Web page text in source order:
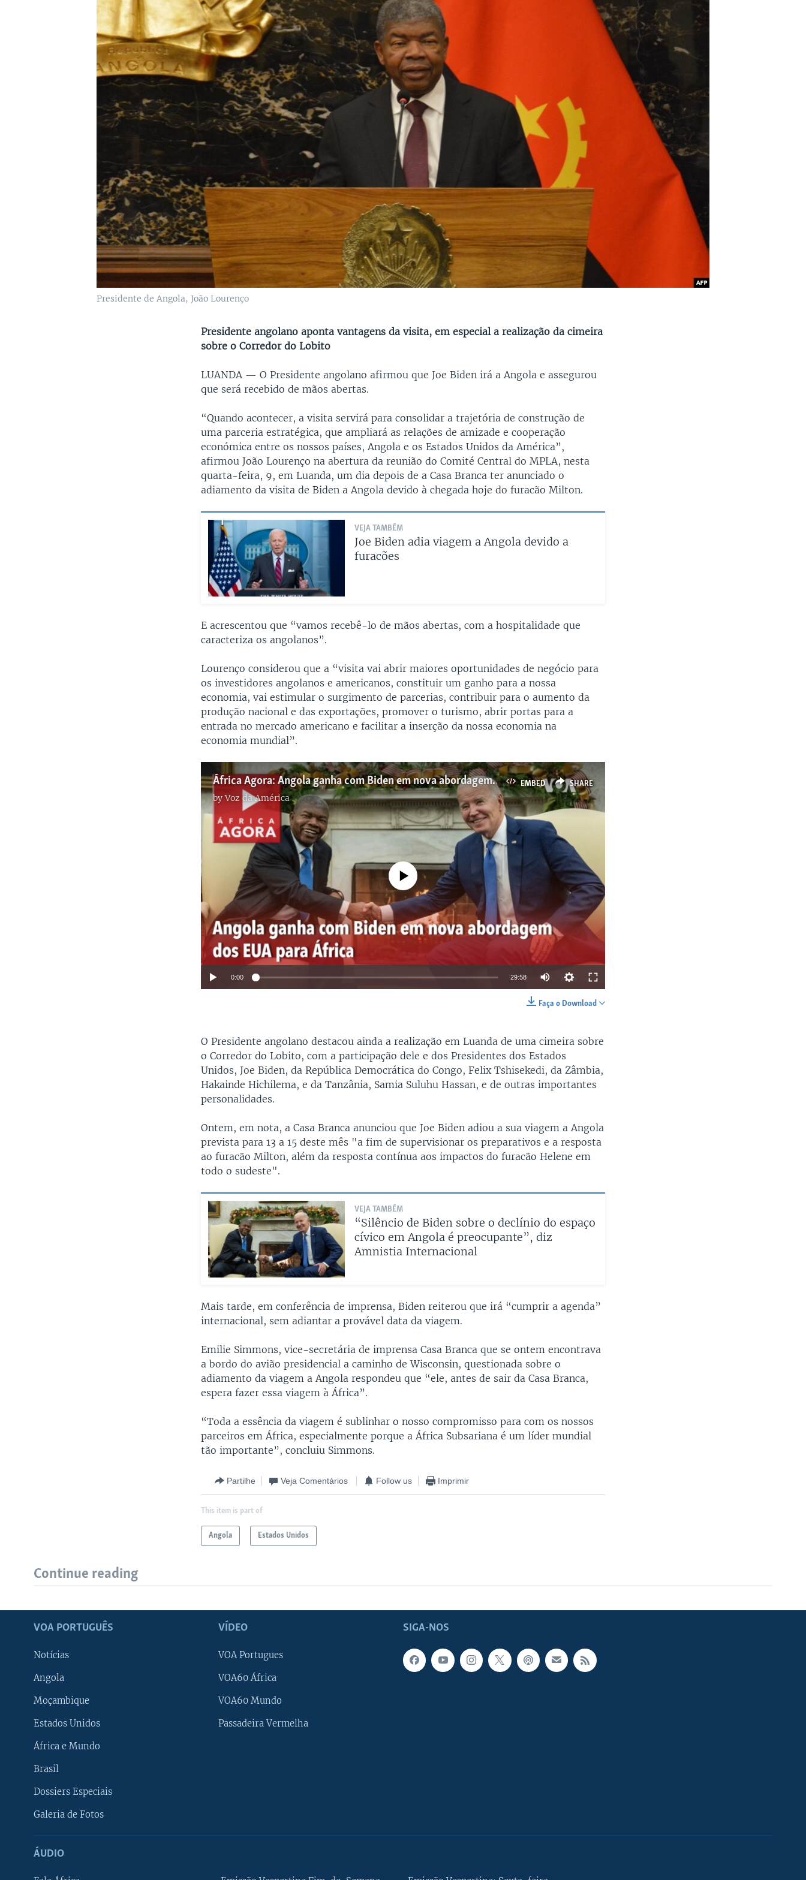
Presidente de Angola, João Lourenço
Presidente angolano aponta vantagens da visita, em especial a realização da cimeira
sobre o Corredor do Lobito
LUANDA —O Presidente angolano afirmou que Joe Biden irá a Angola e assegurou
que será recebido de mãos abertas.
“Quando acontecer, a visita servirá para consolidar a trajetória de construção de
uma parceria estratégica, que ampliará as relações de amizade e cooperação
económica entre os nossos países, Angola e os Estados Unidos da América”,
afirmou João Lourenço na abertura da reunião do Comité Central do MPLA, nesta
quarta-feira, 9, em Luanda, um dia depois de a Casa Branca ter anunciado o
adiamento da visita de Biden a Angola devido à chegada hoje do furacão Milton.
VEJA TAMBÉM
Joe Biden adia viagem a Angola devido a
furacões
E acrescentou que “vamos recebê-lo de mãos abertas, com a hospitalidade que
caracteriza os angolanos”.
Lourenço considerou que a “visita vai abrir maiores oportunidades de negócio para
os investidores angolanos e americanos, constituir um ganho para a nossa
economia, vai estimular o surgimento de parcerias, contribuir para o aumento da
produção nacional e das exportações, promover o turismo, abrir portas para a
entrada no mercado americano e facilitar a inserção da nossa economia na
economia mundial”.
EMBED SHARE
África Agora: Angola ganha com Biden em nova abordagem dos EUA para África
byVoz da América
No media source currently available
0:00 29:58
Faça o Download
O Presidente angolano destacou ainda a realização em Luanda de uma cimeira sobre
o Corredor do Lobito, com a participação dele e dos Presidentes dos Estados
Unidos, Joe Biden, da República Democrática do Congo, Felix Tshisekedi, da Zâmbia,
Hakainde Hichilema, e da Tanzânia, Samia Suluhu Hassan, e de outras importantes
personalidades.
Ontem, em nota, a Casa Branca anunciou que Joe Biden adiou a sua viagem a Angola
prevista para 13 a 15 deste mês "a fim de supervisionar os preparativos e a resposta
ao furacão Milton, além da resposta contínua aos impactos do furacão Helene em
todo o sudeste".
VEJA TAMBÉM
“Silêncio de Biden sobre o declínio do espaço
cívico em Angola é preocupante”, diz
Amnistia Internacional
Mais tarde, em conferência de imprensa, Biden reiterou que irá “cumprir a agenda”
internacional, sem adiantar a provável data da viagem.
Emilie Simmons, vice-secretária de imprensa Casa Branca que se ontem encontrava
a bordo do avião presidencial a caminho de Wisconsin, questionada sobre o
adiamento da viagem a Angola respondeu que “ele, antes de sair da Casa Branca,
espera fazer essa viagem à África”.
“Toda a essência da viagem é sublinhar o nosso compromisso para com os nossos
parceiros em África, especialmente porque a África Subsariana é um líder mundial
tão importante”, concluiu Simmons.
Partilhe Veja Comentários Follow us Imprimir
This item is part of
Angola Estados Unidos
Continue reading
SIGA-NOS
VOA PORTUGUÊS
Notícias
Angola
Moçambique
Estados Unidos
África e Mundo
Brasil
Dossiers Especiais
Galeria de Fotos
VÍDEO
VOA Portugues
VOA60 África
VOA60 Mundo
Passadeira Vermelha
ÁUDIO